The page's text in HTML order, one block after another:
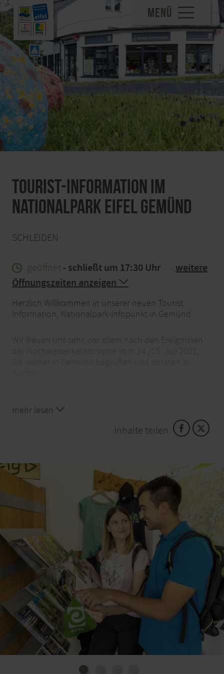
MENÜ
Tourist-Information im
Nationalpark Eifel Gemünd
SCHLEIDEN
geöffnet - schließt um 17:30 Uhr
weitere
Öffnungszeiten anzeigen
Herzlich Willkommen in unserer neuen Tourist
Information, Nationalpark-Infopunkt in Gemünd
Wir freuen uns sehr, vor allem nach den Ereignissen
planen Sie mit uns zusammen Ihren Aufenthalt,
besuchen Sie unseren Shop oder bedienen Sie sich
an unseren Prospektmaterialen mit Informationen
Bitte beachten Sie, dass Sie uns nun in der
Dreiborner Straße 59 finden können. Wir freuen uns
auf Ihren Besuch!
mehr lesen
Inhalte teilen: